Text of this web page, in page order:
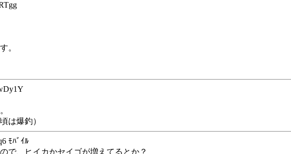
。
は爆釣）
ﾓﾊﾞｲﾙ
で、ヒイカかセイゴが増えてるとか？